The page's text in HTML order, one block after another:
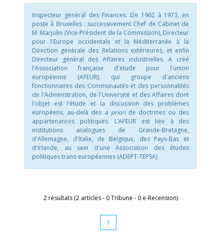
Inspecteur général des Finances. De 1962 à 1973, en
poste à Bruxelles : successivement Chef de Cabinet de
M. Marjolin (Vice-Président de la Commission), Directeur
pour l'Europe occidentale et la Méditerranée à la
Direction générale des Relations extérieures, et enfin
Directeur général des Affaires industrielles. A créé
l'Association française d'étude pour l'union
européenne (AFEUR), qui groupe d'anciens
fonctionnaires des Communautés et des personnalités
de l'Administration, de l'Université et des Affaires dont
l'objet est l'étude et la discussion des problèmes
européens, au-delà des a priori de doctrines ou des
appartenances politiques. L’AFEUR est liée à des
institutions analogues de Grande-Bretagne,
d'Allemagne, d'Italie, de Belgique, des Pays-Bas et
d'Irlande, au sein d'une Association des études
politiques trans-européennes (ADEPT-TEPSA)
2 résultats (2 articles - 0 Tribune - 0 e-Recension)
1